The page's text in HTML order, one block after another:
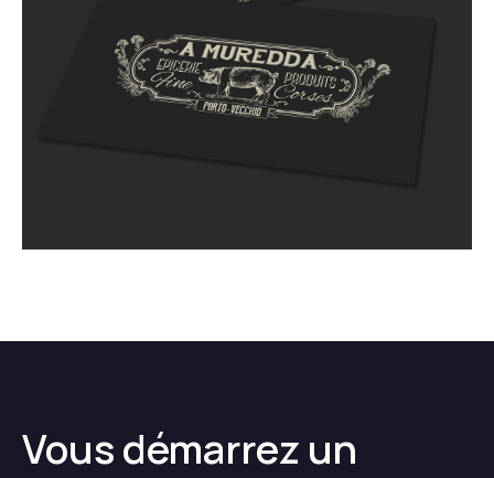
Vous démarrez un